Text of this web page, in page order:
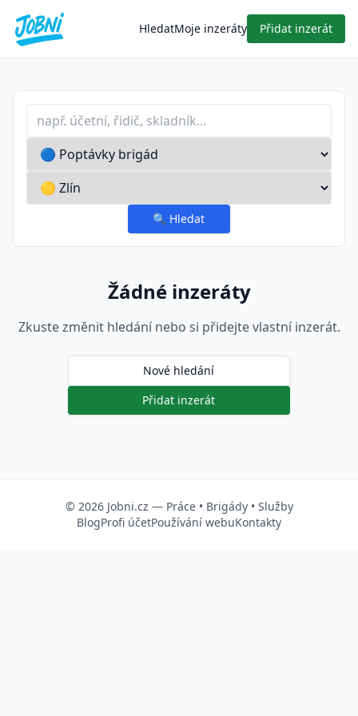
HledatMoje inzeráty Přidat inzerát
Profese nebo klíčové slovo
Typ inzerátu
Lokalita
🔍 Hledat
Žádné inzeráty
Zkuste změnit hledání nebo si přidejte vlastní inzerát.
Nové hledání
Přidat inzerát
© 2026 Jobni.cz — Práce• Brigády• Služby
BlogProfi účetPoužívání webuKontakty